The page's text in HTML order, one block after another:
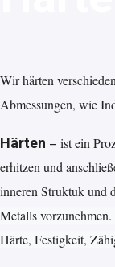
Wir härten
Abmessungen, wie
Härten – ist ein
erhitzen und
inneren Struktuk und
Metalls vorzunehmen.
Härte, Festigkeit,